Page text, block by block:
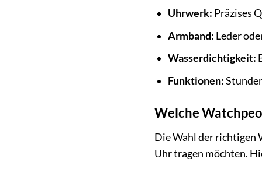
Uhrwerk: Präzises
Armband: Leder
Wasserdichtigkeit:
Funktionen:
Welche
Die Wahl der richtigen
Uhr tragen möchten.